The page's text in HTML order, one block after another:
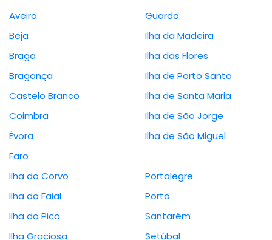
Aveiro
Beja
Braga
Bragança
Castelo Branco
Coimbra
Évora
Faro
Guarda
Ilha da Madeira
Ilha das Flores
Ilha de Porto Santo
Ilha de Santa Maria
Ilha de São Jorge
Ilha de São Miguel
Ilha do Corvo
Ilha do Faial
Ilha do Pico
Ilha Graciosa
Portalegre
Porto
Santarém
Setúbal